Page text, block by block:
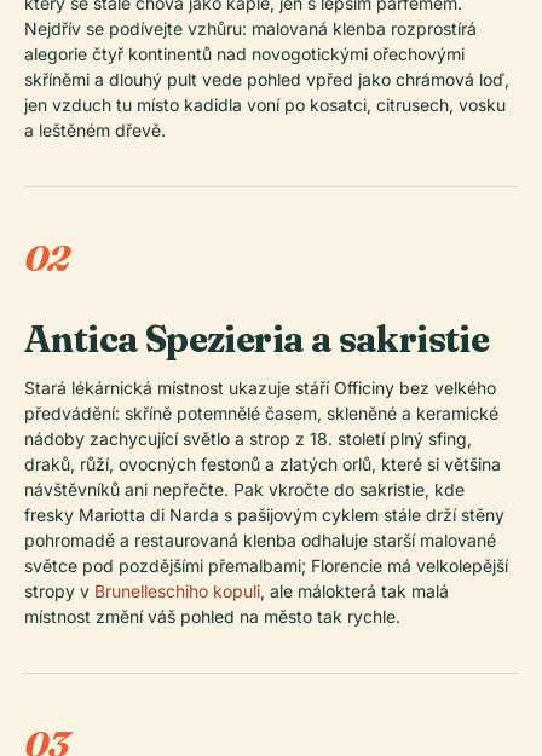
Nejdřív se podívejte vzhůru: malovaná klenba rozprostírá
alegorie čtyř kontinentů nad novogotickými ořechovými
skříněmi a dlouhý pult vede pohled vpřed jako chrámová loď,
jen vzduch tu místo kadidla voní po kosatci, citrusech, vosku
a leštěném dřevě.
02
Antica Spezieria a sakristie
Stará lékárnická místnost ukazuje stáří Officiny bez velkého
předvádění: skříně potemnělé časem, skleněné a keramické
nádoby zachycující světlo a strop z 18. století plný sfing,
draků, růží, ovocných festonů a zlatých orlů, které si většina
návštěvníků ani nepřečte. Pak vkročte do sakristie, kde
fresky Mariotta di Narda s pašijovým cyklem stále drží stěny
pohromadě a restaurovaná klenba odhaluje starší malované
světce pod pozdějšími přemalbami; Florencie má velkolepější
stropy v Brunelleschiho kopuli, ale málokterá tak malá
místnost změní váš pohled na město tak rychle.
03